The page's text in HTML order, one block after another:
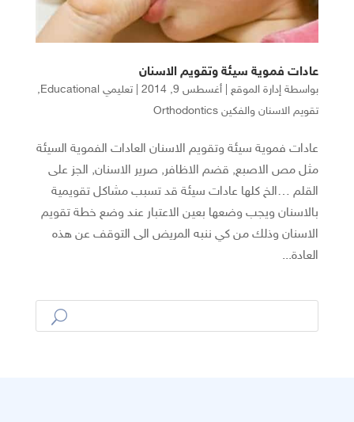
عادات فموية سيئة وتقويم الاسنان
بواسطة إدارة الموقع| أغسطس 9, 2014 | تعليمي Educational
,
تقويم الاسنان والفكين Orthodontics
عادات فموية سيئة وتقويم الاسنان العادات الفموية السيئة
مثل مص الاصبع, قضم الاظافر, صرير الاسنان, الجز على
القلم …الخ كلها عادات سيئة قد تسبب مشاكل تقويمية
بالاسنان ويجب وضعها بعين الاعتبار عند وضع خطة تقويم
الاسنان وذلك من كي ننبه المريض الى التوقف عن هذه
العادة...